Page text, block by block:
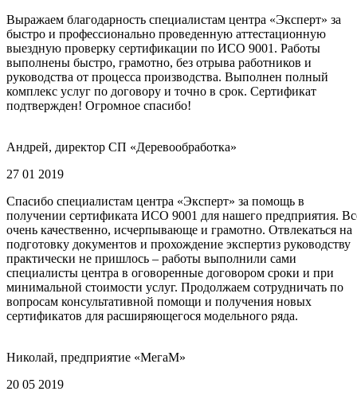
Выражаем благодарность специалистам центра «Эксперт» за
быстро и профессионально проведенную аттестационную
выездную проверку сертификации по ИСО 9001. Работы
выполнены быстро, грамотно, без отрыва работников и
руководства от процесса производства. Выполнен полный
комплекс услуг по договору и точно в срок. Сертификат
подтвержден! Огромное спасибо!
Андрей, директор СП «Деревообработка»
27 01 2019
Спасибо специалистам центра «Эксперт» за помощь в
получении сертификата ИСО 9001 для нашего предприятия.
очень качественно, исчерпывающе и грамотно. Отвлекаться на
подготовку документов и прохождение экспертиз руководству
практически не пришлось – работы выполнили сами
специалисты центра в оговоренные договором сроки и при
минимальной стоимости услуг. Продолжаем сотрудничать по
вопросам консультативной помощи и получения новых
сертификатов для расширяющегося модельного ряда.
Николай, предприятие «МегаМ»
20 05 2019